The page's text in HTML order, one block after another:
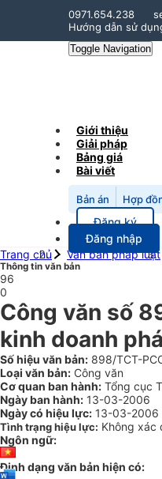
0971.654.238
Hướng dẫn sử
Toggle Navigation
Giới thiệu
Giải pháp
Bảng giá
Bài viết
Bản án Hợp
Đăng ký
Đăng nhập
Trang chủ
Văn bản pháp luật
Thông tin văn bản
96
0
Công văn số
kinh doanh
Số hiệu văn bản: 898/TCT-
Loại văn bản: Công văn
Cơ quan ban hành: Tổng cục
Ngày ban hành: 13-03-2006
Ngày có hiệu lực: 13-03-2006
Tình trạng hiệu lực: Không xác
Ngôn ngữ:
Định dạng văn bản hiện có: